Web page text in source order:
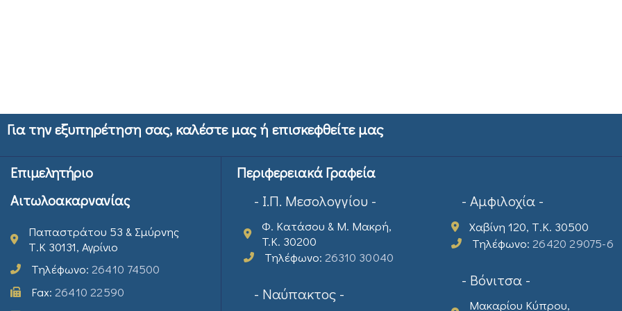
Για την εξυπηρέτηση σας, καλέστε μας ή επισκεφθείτε μας
Επιμελητήριο
Αιτωλοακαρνανίας
Παπαστράτου 53 & Σμύρνης
Τ.Κ 30131, Αγρίνιο
Τηλέφωνο: 26410 74500
Fax: 26410 22590
Περιφερειακά Γραφεία
- Ι.Π. Μεσολογγίου -
Φ. Κατάσου & Μ. Μακρή,
T.K. 30200
Τηλέφωνο: 26310 30040
- Ναύπακτος -
- Αμφιλοχία -
Χαβίνη 120, Τ.Κ. 30500
Τηλέφωνο:26420 29075-6
- Βόνιτσα -
Μακαρίου Κύπρου,